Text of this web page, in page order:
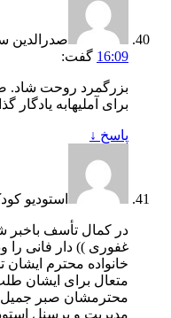
صدرالدین
16:09 گفت:
بزرگمرد روحت شاد.
برای آملیهابه یادگار
پاسخ ↓
استودیو
در کمال تأسف
غفوری )) دار فانی را
خانواده محترم
متعال برای ایشان
محترمشان صبر جمیل
مدیریت و پرسنل